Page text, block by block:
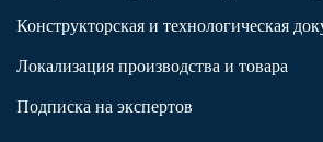
Конструкторская и технологическая
Локализация производства и товара
Подписка на экспертов